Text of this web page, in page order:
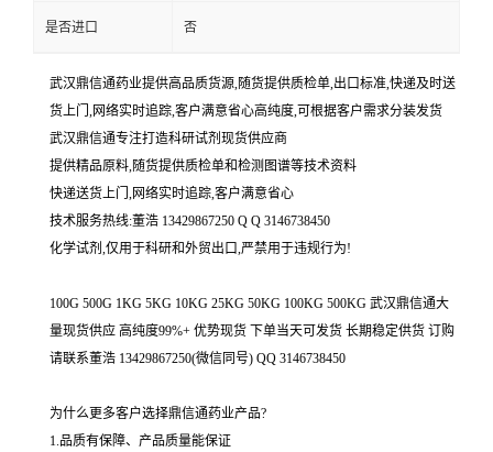
是否进口 否
武汉鼎信通药业提供高品质货源,随货提供质检单,出口标准,快递及时送
货上门,网络实时追踪,客户满意省心高纯度,可根据客户需求分装发货
武汉鼎信通专注打造科研试剂现货供应商
提供精品原料,随货提供质检单和检测图谱等技术资料
快递送货上门,网络实时追踪,客户满意省心
技术服务热线:董浩 13429867250 Q Q 3146738450
化学试剂,仅用于科研和外贸出口,严禁用于违规行为!
100G 500G 1KG 5KG 10KG 25KG 50KG 100KG 500KG 武汉鼎信通大
量现货供应 高纯度99%+ 优势现货 下单当天可发货 长期稳定供货 订购
请联系董浩 13429867250(微信同号) QQ 3146738450
为什么更多客户选择鼎信通药业产品?
1.品质有保障、产品质量能保证